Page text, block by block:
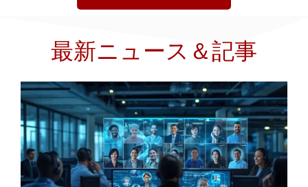
最新ニュース＆記事